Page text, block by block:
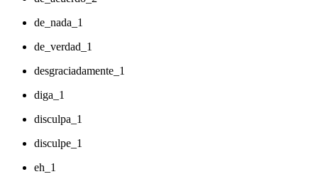
de_nada_1
de_verdad_1
desgraciadamente_1
diga_1
disculpa_1
disculpe_1
eh_1